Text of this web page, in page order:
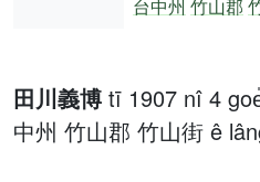
田川義博 tī 1907 nî 4
中州 竹山郡 竹山街 ê
台中州 竹山郡